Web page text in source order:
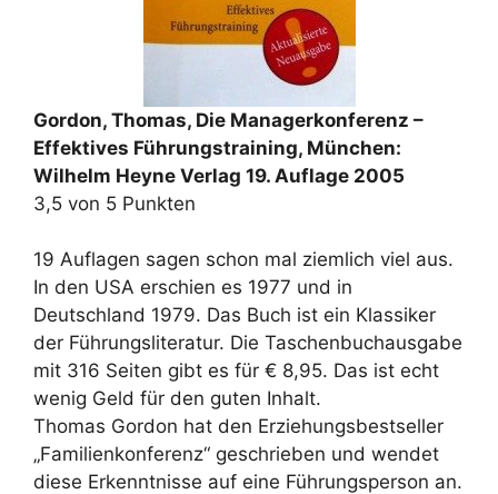
Gordon, Thomas, Die Managerkonferenz –
Effektives Führungstraining, München:
Wilhelm Heyne Verlag 19. Auflage 2005
3,5 von 5 Punkten
19 Auflagen sagen schon mal ziemlich viel aus.
In den USA erschien es 1977 und in
Deutschland 1979. Das Buch ist ein Klassiker
der Führungsliteratur. Die Taschenbuchausgabe
mit 316 Seiten gibt es für € 8,95. Das ist echt
wenig Geld für den guten Inhalt.
Thomas Gordon hat den Erziehungsbestseller
„Familienkonferenz“ geschrieben und wendet
diese Erkenntnisse auf eine Führungsperson an.